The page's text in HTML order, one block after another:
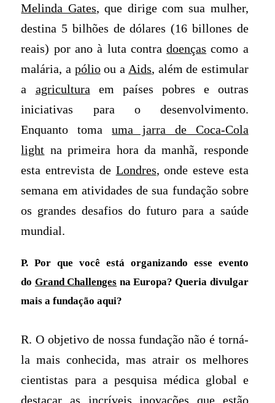
Melinda Gates, que dirige com sua mulher,
destina 5 bilhões de dólares (16 billones de
reais) por ano à luta contradoenças como a
malária, a pólioou a Aids, além de estimular
a agricultura em países pobres e outras
iniciativas para o desenvolvimento.
Enquanto tomauma jarra de Coca-Cola
light na primeira hora da manhã, responde
esta entrevista de Londres, onde esteve esta
semana em atividades de sua fundação sobre
os grandes desafios do futuro para a saúde
mundial.
P. Por que você está organizando esse evento
do Grand Challenges na Europa? Queria divulgar
mais a fundação aqui?
R. O objetivo de nossa fundação não é torná-
la mais conhecida, mas atrair os melhores
cientistas para a pesquisa médica global e
destacar as incríveis inovações que estão